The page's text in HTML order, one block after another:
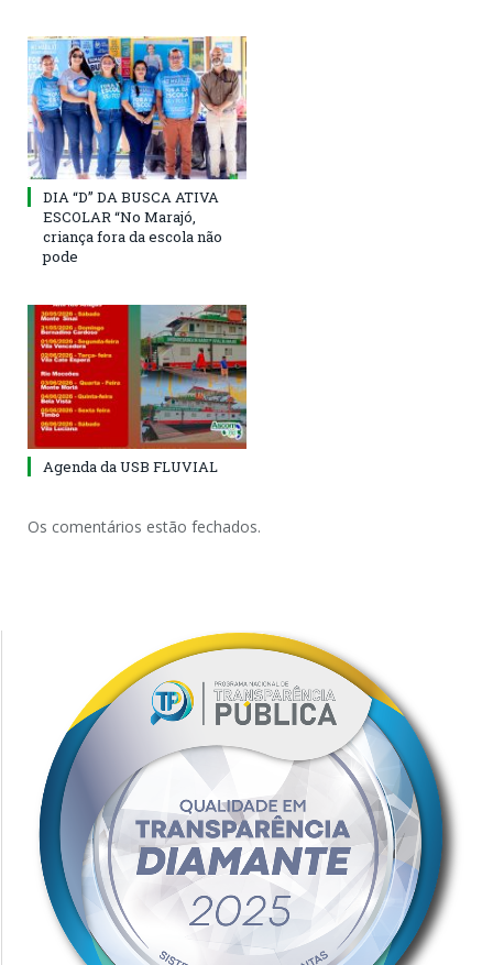
DIA “D” DA BUSCA ATIVA
ESCOLAR “No Marajó,
criança fora da escola não
pode
Agenda da USB FLUVIAL
Os comentários estão fechados.